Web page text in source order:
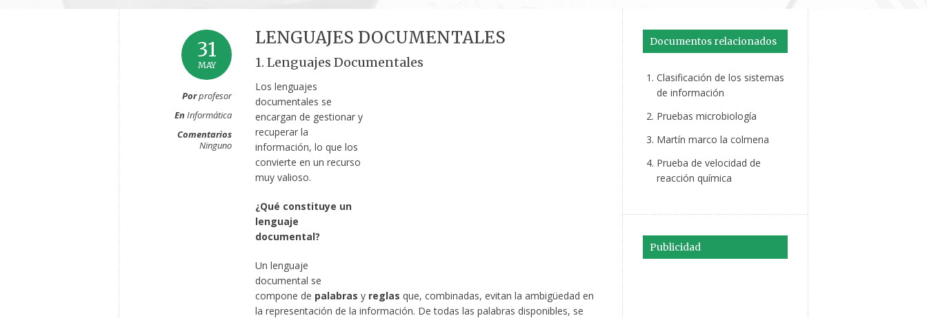
31
MAY
Porprofesor
EnInformática
Comentarios
Ninguno
LENGUAJES DOCUMENTALES
1. Lenguajes Documentales
Los lenguajes
documentales se
encargan de gestionar y
recuperar la
información, lo que los
convierte en un recurso
muy valioso.
¿Qué constituye un
lenguaje
documental?
Un lenguaje
documental se
compone de palabras y reglas que, combinadas, evitan la ambigüedad en
la representación de la información. De todas las palabras disponibles, se
Documentos relacionados
Clasificación de los sistemas
de información
Pruebas microbiología
Martín marco la colmena
Prueba de velocidad de
reacción química
Publicidad